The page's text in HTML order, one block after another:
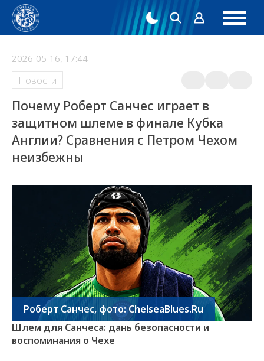
2026-05-16, 17:44
Новости
Почему Роберт Санчес играет в
защитном шлеме в финале Кубка
Англии? Сравнения с Петром Чехом
неизбежны
Роберт Санчес, фото: ChelseaBlues.Ru
Шлем для Санчеса: дань безопасности и
воспоминания о Чехе